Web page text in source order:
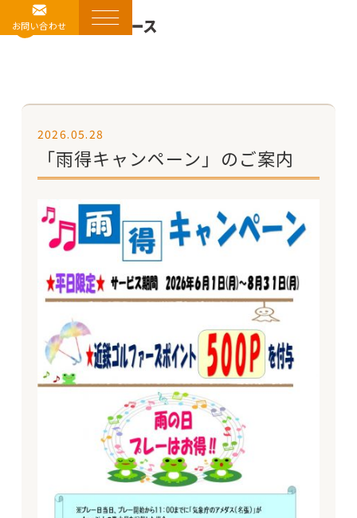
お問い合わせ
2026.05.28
「雨得キャンペーン」のご案内